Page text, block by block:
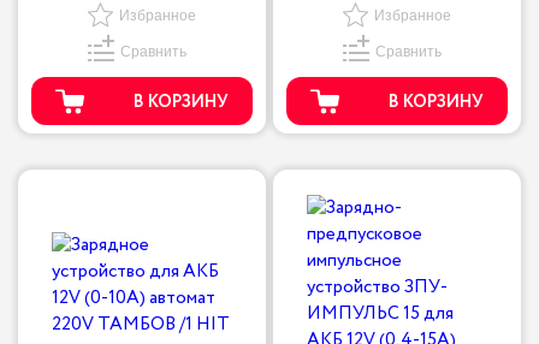
Избранное
Сравнить
В КОРЗИНУ
Избранное
Сравнить
В КОРЗИНУ